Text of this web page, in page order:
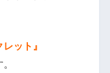
ット』